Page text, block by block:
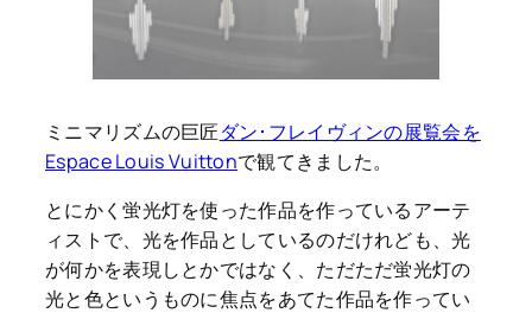
ミニマリズムの巨匠ダン･フレイヴィンの展覧会を
Espace Louis Vuittonで観てきました。
とにかく蛍光灯を使った作品を作っているアーテ
ィストで、光を作品としているのだけれども、光
が何かを表現しとかではなく、ただただ蛍光灯の
光と色というものに焦点をあてた作品を作ってい